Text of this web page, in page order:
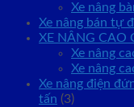
Xe nâng
Xe nâng bán tự
XE NÂNG CAO
Xe nâng
Xe nâng
Xe nâng điện
tấn (3)